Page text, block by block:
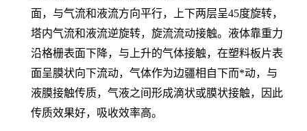
面，与气流和液流方向平行，上下两层呈45度旋转，
塔内气流和液流逆旋转，旋流流动接触。液体靠重力
沿格栅表面下降，与上升的气体接触，在塑料板片表
面呈膜状向下流动，气体作为边疆相自下而*动，与
液膜接触传质，气液之间形成滴状或膜状接触，因此
传质效果好，吸收效率高。